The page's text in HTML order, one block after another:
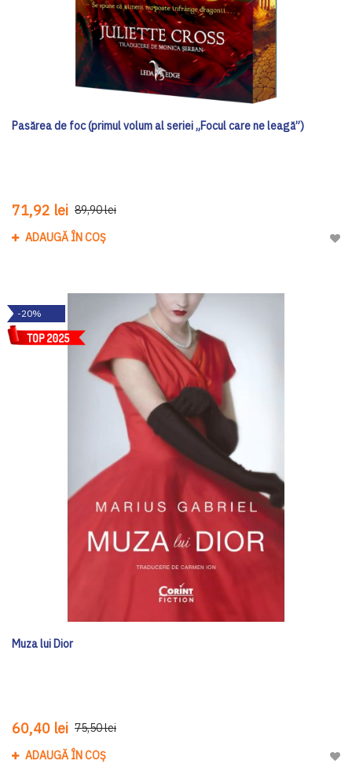
Pasărea de foc (primul volum al seriei „Focul care ne leagă”)
71,92 lei 89,90 lei
ADAUGĂ ÎN COȘ
-20%
Muza lui Dior
60,40 lei 75,50 lei
ADAUGĂ ÎN COȘ